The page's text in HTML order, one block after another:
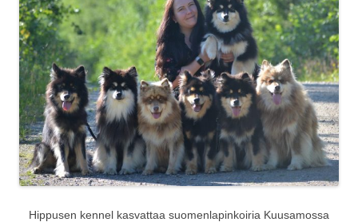
Hippusen kennel kasvattaa suomenlapinkoiria Kuusamossa